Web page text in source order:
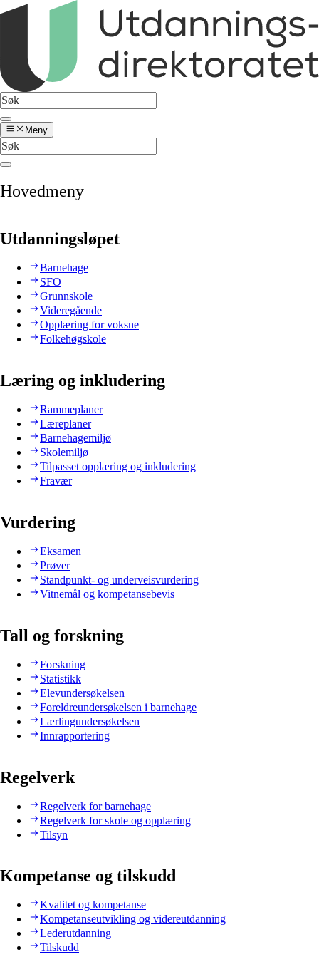
Meny
Hovedmeny
Utdanningsløpet
Barnehage
SFO
Grunnskole
Videregående
Opplæring for voksne
Folkehøgskole
Læring og inkludering
Rammeplaner
Læreplaner
Barnehagemiljø
Skolemiljø
Tilpasset opplæring og inkludering
Fravær
Vurdering
Eksamen
Prøver
Standpunkt- og underveisvurdering
Vitnemål og kompetansebevis
Tall og forskning
Forskning
Statistikk
Elevundersøkelsen
Foreldreundersøkelsen i barnehage
Lærlingundersøkelsen
Innrapportering
Regelverk
Regelverk for barnehage
Regelverk for skole og opplæring
Tilsyn
Kompetanse og tilskudd
Kvalitet og kompetanse
Kompetanseutvikling og videreutdanning
Lederutdanning
Tilskudd